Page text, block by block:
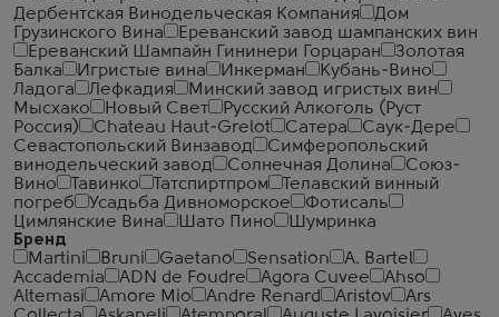
Дербентская Винодельческая Компания
Дом
Грузинского Вина
Ереванский завод шампанских вин
Ереванский Шампайн Гининери Горцаран
Золотая
Балка
Игристые вина Инкерман
Кубань-Вино
Ладога
Лефкадия
Минский завод игристых вин
Мысхако
Новый Свет
Русский Алкоголь (Руст
Россия)
Сhateau Haut-Grelot Сатера
Саук-Дере
Севастопольский Винзавод
Симферопольский
винодельческий завод
Солнечная Долина
Союз-
Вино
Тавинко Татспиртпром
Телавский винный
погреб
Усадьба Дивноморское
Фотисаль
Цимлянские Вина
Шато Пино
Шумринка
Бренд
Martini
Bruni Gaetano Sensation
A. Bartel
Accademia
ADN de Foudre Agora Cuvee
Ahso
Altemasi
Amore Mio Andre Renard Aristov
Ars